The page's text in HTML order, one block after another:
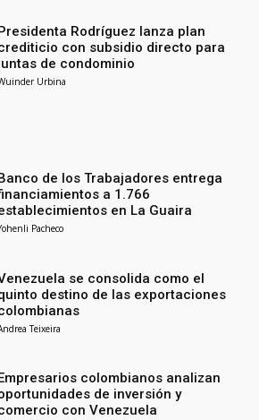
Rodríguez lanza plan
con subsidio directo para
de condominio
Urbina
de los Trabajadores entrega
a 1.766
en La Guaira
Pacheco
se consolida como el
destino de las exportaciones
Teixeira
colombianos analizan
de inversión y
con Venezuela